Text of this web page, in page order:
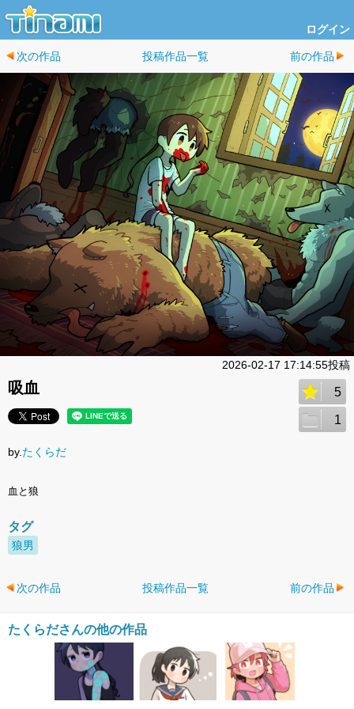
ログイン
次の作品 投稿作品一覧 前の作品
2026-02-17 17:14:55投稿
吸血 5
1
by.たくらだ
血と狼
タグ
狼男
次の作品 投稿作品一覧 前の作品
たくらださんの他の作品